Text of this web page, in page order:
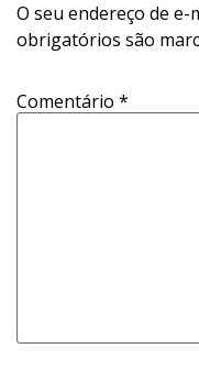
O seu endereço de
obrigatórios são
Comentário *